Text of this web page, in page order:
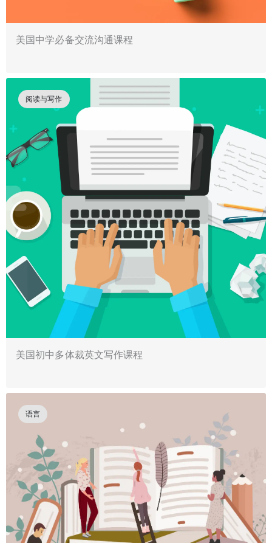
美国中学必备交流沟通课程
阅读与写作
美国初中多体裁英文写作课程
语言